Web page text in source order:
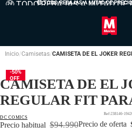
🤑 TODO REBAJAS A MITAD DE PRECIO
🤑 TODO REBAJAS A MITAD DE
Inicio Camisetas CAMISETA DE EL JOKER
-50%
OFF
CAMISETA DE EL
REGULAR FIT
DC COMICS
238146-
Precio de oferta
Precio habitual $94.990